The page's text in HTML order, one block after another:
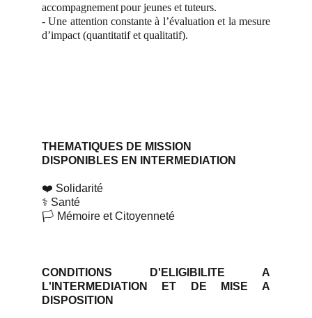
accompagnement pour jeunes et tuteurs.
- Une attention constante à l’évaluation et la mesure
d’impact (quantitatif et qualitatif).
THEMATIQUES DE MISSION
DISPONIBLES EN INTERMEDIATION
❤️ Solidarité
⚕️ Santé
🏳️ Mémoire et Citoyenneté
CONDITIONS D'ELIGIBILITE A
L'INTERMEDIATION ET DE MISE A
DISPOSITION